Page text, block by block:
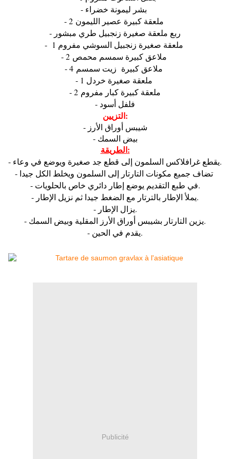
- ربع ملعقة صغيرة زنجبيل طري مبشور
- 2 ملعقة كبيرة كبار مفروم
- فلفل أسود
التزيين:
- شيبس أوراق الأرز
- بيض السمك
الطريقة:
- يقطع غرافلاكس السلمون إلى قطع جد صغيرة ويوضع في وعاء.
- تضاف جميع مكونات التارتار إلى السلمون ويخلط الكل جيدا
- في طبع التقديم يوضع إطار دائري خاص بالحلويات.
- يملأ الإطار بالترتار مع الضغط جيدا ثم نزيل الإطار.
- يزال الإطار.
- يزين التارتار بشيبس أوراق الأرز المقلية وبيض السمك.
- يقدم في الحين.
Publicité